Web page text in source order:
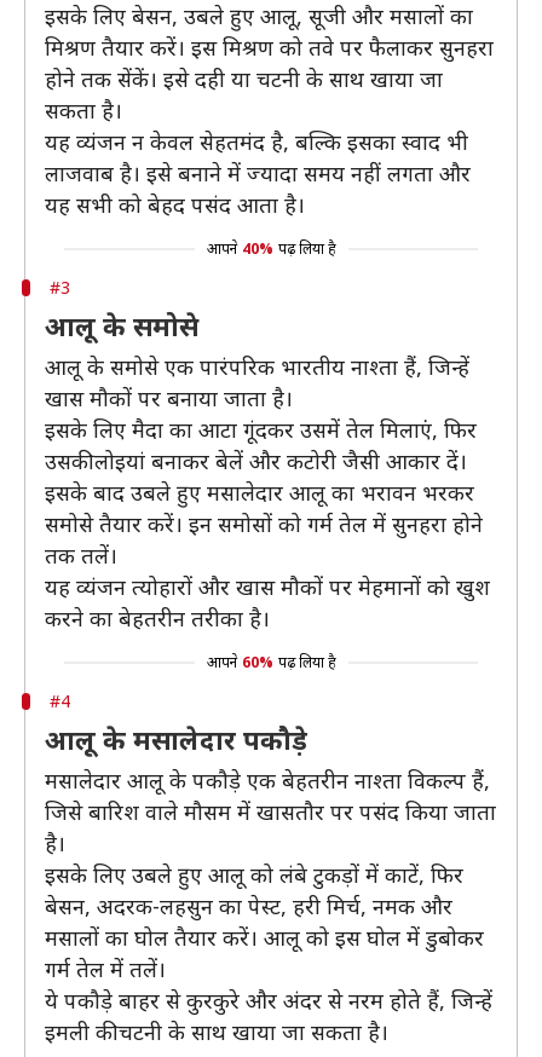
इसके लिए बेसन, उबले हुए आलू, सूजी और मसालों का
मिश्रण तैयार करें। इस मिश्रण को तवे पर फैलाकर सुनहरा
होने तक सेंकें। इसे दही या चटनी के साथ खाया जा
सकता है।
यह व्यंजन न केवल सेहतमंद है, बल्कि इसका स्वाद भी
लाजवाब है। इसे बनाने में ज्यादा समय नहीं लगता और
यह सभी को बेहद पसंद आता है।
आपने 40% पढ़ लिया है
#3
आलू के समोसे
आलू के समोसे एक पारंपरिक भारतीय नाश्ता हैं, जिन्हें
खास मौकों पर बनाया जाता है।
इसके लिए मैदा का आटा गूंदकर उसमें तेल मिलाएं, फिर
उसकी लोइयां बनाकर बेलें और कटोरी जैसी आकार दें।
इसके बाद उबले हुए मसालेदार आलू का भरावन भरकर
समोसे तैयार करें। इन समोसों को गर्म तेल में सुनहरा होने
तक तलें।
यह व्यंजन त्योहारों और खास मौकों पर मेहमानों को खुश
करने का बेहतरीन तरीका है।
आपने 60% पढ़ लिया है
#4
आलू के मसालेदार पकौड़े
मसालेदार आलू के पकौड़े एक बेहतरीन नाश्ता विकल्प हैं,
जिसे बारिश वाले मौसम में खासतौर पर पसंद किया जाता
है।
इसके लिए उबले हुए आलू को लंबे टुकड़ों में काटें, फिर
बेसन, अदरक-लहसुन का पेस्ट, हरी मिर्च, नमक और
मसालों का घोल तैयार करें। आलू को इस घोल में डुबोकर
गर्म तेल में तलें।
ये पकौड़े बाहर से कुरकुरे और अंदर से नरम होते हैं, जिन्हें
इमली की चटनी के साथ खाया जा सकता है।